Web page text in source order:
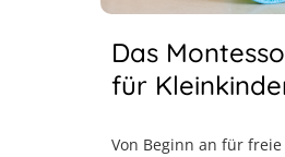
Das
für
Von Beginn an für